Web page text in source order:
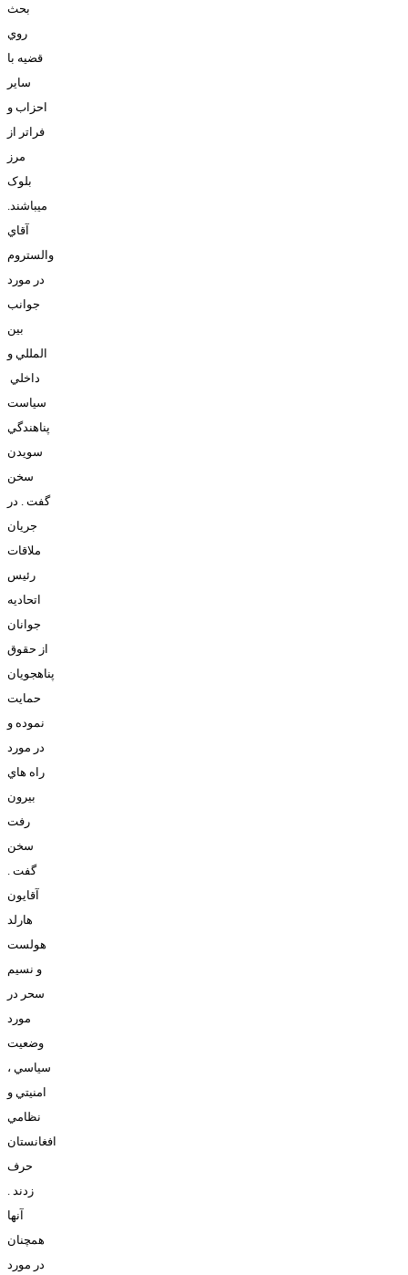
بحث
روي
قضيه با
ساير
احزاب و
فراتر از
مرز
بلوک
ميباشند.
آقاي
والستروم
در مورد
جوانب
بين
المللي و
داخلي
سياست
پناهندگي
سويدن
سخن
گفت . در
جريان
ملاقات
رئيس
اتحاديه
جوانان
از حقوق
پناهجويان
حمايت
نموده و
در مورد
راه هاي
بيرون
رفت
سخن
گفت .
آقايون
هارلد
هولست
و نسيم
سحر در
مورد
وضعيت
سياسي ،
امنيتي و
نظامي
افغانستان
حرف
زدند .
آنها
همچنان
در مورد